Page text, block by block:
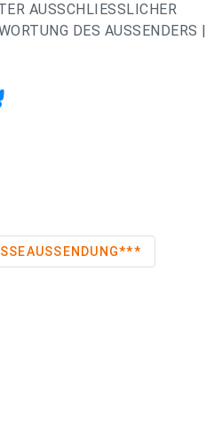
AUSSCHLIESSLICHER
DES AUSSENDERS |